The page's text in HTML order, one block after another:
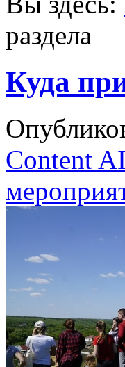
раздела
Куда
Content AI